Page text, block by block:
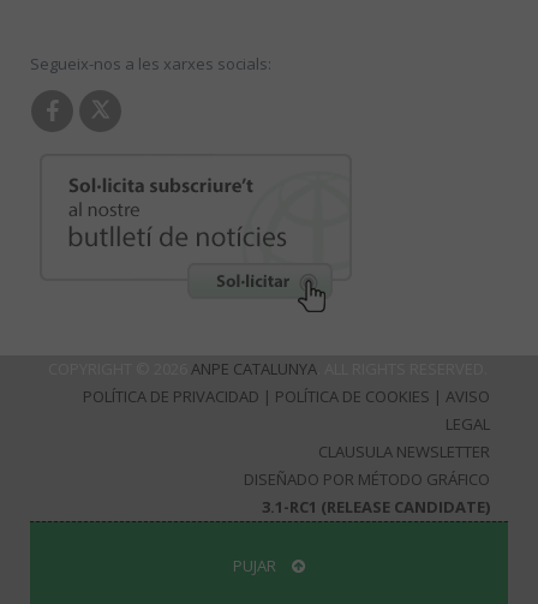
Segueix-nos a les xarxes socials:
ANPE CATALUNYA
POLÍTICA DE PRIVACIDAD | POLÍTICA DE COOKIES | AVISO
LEGAL
CLAUSULA NEWSLETTER
DISEÑADO POR MÉTODO GRÁFICO
3.1-RC1 (RELEASE CANDIDATE)
PUJAR